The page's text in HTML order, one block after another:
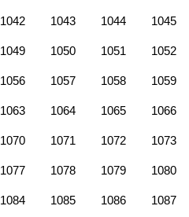
1042 1043 1044 1045
1049 1050 1051 1052
1056 1057 1058 1059
1063 1064 1065 1066
1070 1071 1072 1073
1077 1078 1079 1080
1084 1085 1086 1087